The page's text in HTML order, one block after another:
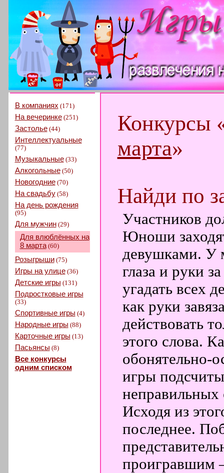
В компаниях (171)
На вечеринке(251)
Застолье(44)
Интеллектуальные
(77)
Музыкальные(33)
Алкогольные(50)
Новогодние(70)
На свадьбу(58)
На день рождения
(95)
Для мужчин(29)
Для влюблённых на
8 марта(60)
Розыгрыши(75)
Игры на улице(36)
Детские игры (131)
Подростковые игры
(33)
Спортивные игры (4)
Народные игры (88)
Карточные игры (13)
Пасьянсы (8)
Все конкурсы
одним списком
Конкурсы
марта»
Найди по
Участников
Юноши
девушками. У
глаза и руки
угадать всех
как руки
действовать
этого слова.
обонятельно-
игры
неправильных
Исходя из
последнее.
проигравшим